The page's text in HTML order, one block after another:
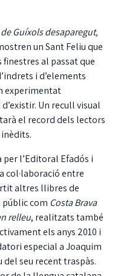
Guíxols desaparegut,
un Sant Feliu que
al passat que
i d’elements
experimentat
Un recull visual
el record dels lectors
l’Editoral Efadós i
col·laboració entre
altres llibres de
com Costa Brava
relleu, realitzats també
els anys 2010 i
especial a Joaquim
seu recent traspàs.